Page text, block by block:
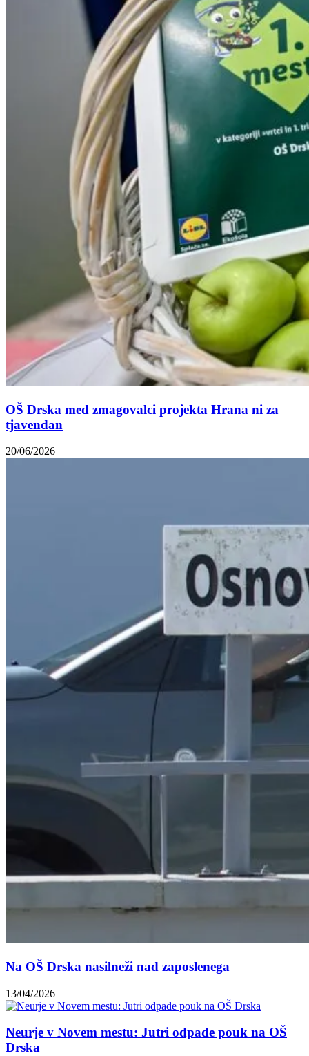
OŠ Drska med zmagovalci projekta Hrana ni za
tjavendan
20/06/2026
Na OŠ Drska nasilneži nad zaposlenega
13/04/2026
Neurje v Novem mestu: Jutri odpade pouk na OŠ
Drska